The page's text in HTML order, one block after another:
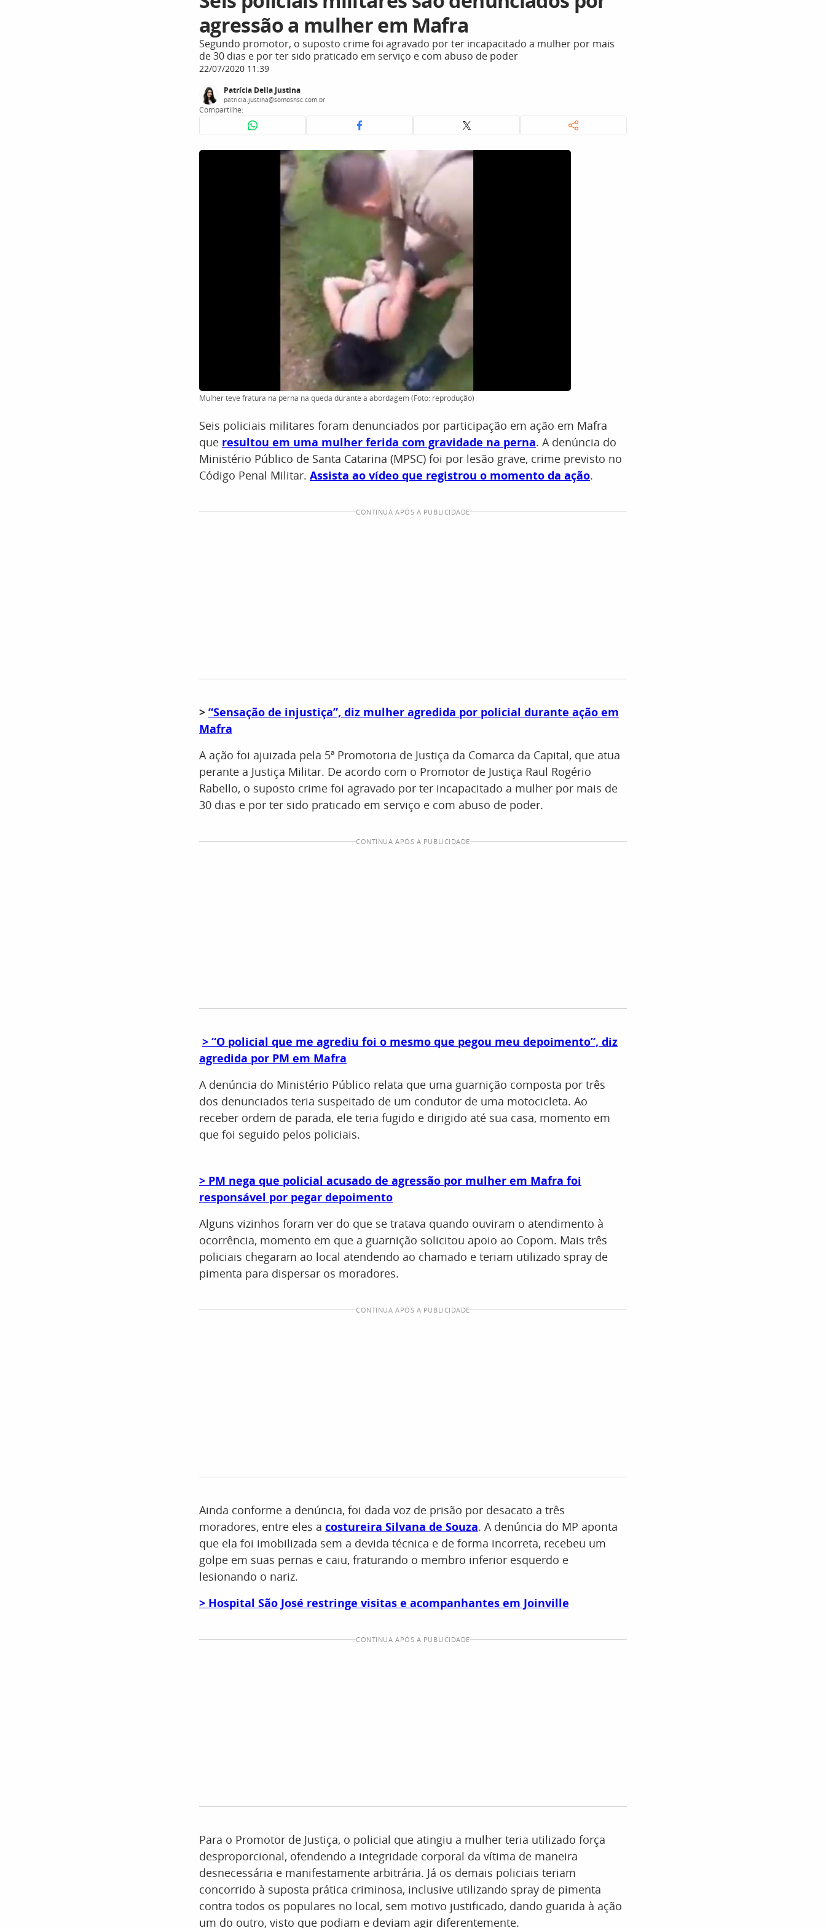
agressão a mulher em Mafra
Segundo promotor, o suposto crime foi agravado por ter incapacitado a mulher por mais
de 30 dias e por ter sido praticado em serviço e com abuso de poder
22/07/2020 11:39
Patrícia Della Justina
patricia.justina@somosnsc.com.br
Compartilhe:
Mulher teve fratura na perna na queda durante a abordagem (Foto: reprodução)
Seis policiais militares foram denunciados por participação em ação em Mafra
que resultou em uma mulher ferida com gravidade na perna. A denúncia do
Ministério Público de Santa Catarina (MPSC) foi por lesão grave, crime previsto no
Código Penal Militar. Assista ao vídeo que registrou o momento da ação.
CONTINUA APÓS A PUBLICIDADE
> “Sensação de injustiça”, diz mulher agredida por policial durante ação em
Mafra
A ação foi ajuizada pela 5ª Promotoria de Justiça da Comarca da Capital, que atua
perante a Justiça Militar. De acordo com o Promotor de Justiça Raul Rogério
Rabello, o suposto crime foi agravado por ter incapacitado a mulher por mais de
30 dias e por ter sido praticado em serviço e com abuso de poder.
CONTINUA APÓS A PUBLICIDADE
> “O policial que me agrediu foi o mesmo que pegou meu depoimento”, diz
agredida por PM em Mafra
A denúncia do Ministério Público relata que uma guarnição composta por três
dos denunciados teria suspeitado de um condutor de uma motocicleta. Ao
receber ordem de parada, ele teria fugido e dirigido até sua casa, momento em
que foi seguido pelos policiais.
> PM nega que policial acusado de agressão por mulher em Mafra foi
responsável por pegar depoimento
Alguns vizinhos foram ver do que se tratava quando ouviram o atendimento à
ocorrência, momento em que a guarnição solicitou apoio ao Copom. Mais três
policiais chegaram ao local atendendo ao chamado e teriam utilizado spray de
pimenta para dispersar os moradores.
CONTINUA APÓS A PUBLICIDADE
Ainda conforme a denúncia, foi dada voz de prisão por desacato a três
moradores, entre eles a costureira Silvana de Souza. A denúncia do MP aponta
que ela foi imobilizada sem a devida técnica e de forma incorreta, recebeu um
golpe em suas pernas e caiu, fraturando o membro inferior esquerdo e
lesionando o nariz.
> Hospital São José restringe visitas e acompanhantes em Joinville
CONTINUA APÓS A PUBLICIDADE
Para o Promotor de Justiça, o policial que atingiu a mulher teria utilizado força
desproporcional, ofendendo a integridade corporal da vítima de maneira
desnecessária e manifestamente arbitrária. Já os demais policiais teriam
concorrido à suposta prática criminosa, inclusive utilizando spray de pimenta
contra todos os populares no local, sem motivo justificado, dando guarida à ação
um do outro, visto que podiam e deviam agir diferentemente.